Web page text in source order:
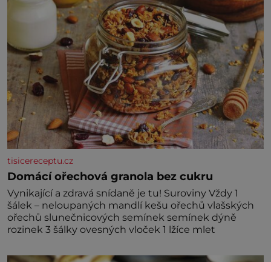
tisicereceptu.cz
Domácí ořechová granola bez cukru
Vynikající a zdravá snídaně je tu! Suroviny Vždy 1
šálek – neloupaných mandlí kešu ořechů vlašských
ořechů slunečnicových semínek semínek dýně
rozinek 3 šálky ovesných vloček 1 lžíce mlet